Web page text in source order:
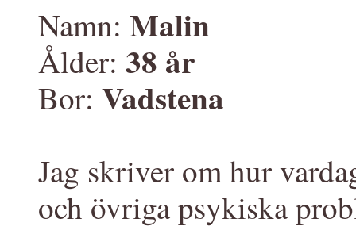
Namn: Malin
Ålder: 38 år
Bor: Vadstena
Jag skriver om hur
och övriga psykiska